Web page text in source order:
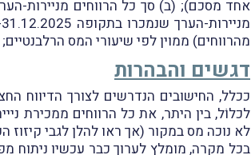
מהרווחים) ממוין לפי שיעורי המס
דגשים והבהרות
ככלל, החישובים הנדרשים לצורך הדיווח
לכלוֹל, בין היתר, את כל הרווחים ממכירת
לא נוכה מס במקור (אך ראו להלן לגבי קיזוז
בכל מקרה, מומלץ לערוך כבר עכשיו ניתוח